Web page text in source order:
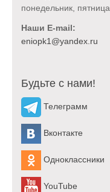
понедельник, пятница
Наши E-mail:
Будьте с нами!
Телеграмм
Вконтакте
Одноклассники
YouTube